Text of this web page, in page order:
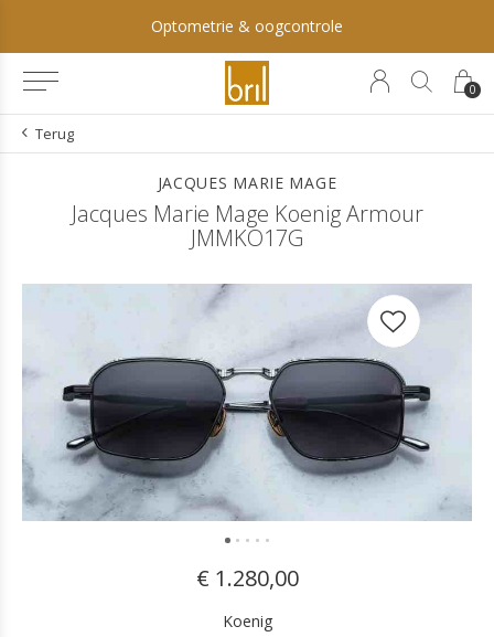
0
Optometrie & oogcontrole
Terug
JACQUES MARIE MAGE
Jacques Marie Mage Koenig Armour
JMMKO17G
€ 1.280,00
Koenig